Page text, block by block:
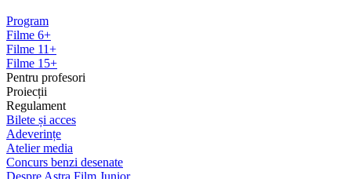
Program
Filme 6+
Filme 11+
Filme 15+
Pentru profesori
Proiecții
Regulament
Bilete și acces
Adeverințe
Atelier media
Concurs benzi desenate
Despre Astra Film Junior